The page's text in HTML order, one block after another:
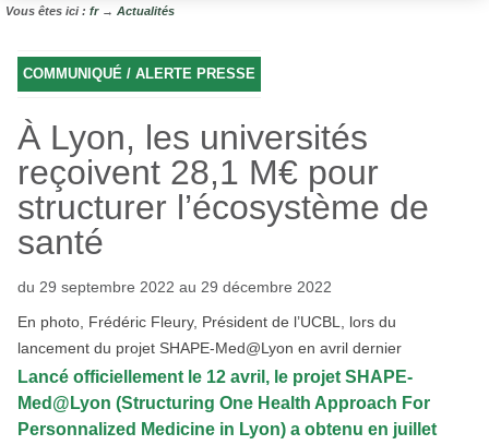
Vous êtes ici : fr→ Actualités
COMMUNIQUÉ / ALERTE PRESSE
À Lyon, les universités
reçoivent 28,1 M€ pour
structurer l’écosystème de
santé
du 29 septembre 2022 au 29 décembre 2022
En photo, Frédéric Fleury, Président de l’UCBL, lors du
lancement du projet SHAPE-Med@Lyon en avril dernier
Lancé officiellement le 12 avril, le projet SHAPE-
Med@Lyon (Structuring One Health Approach For
Personnalized Medicine in Lyon) a obtenu en juillet